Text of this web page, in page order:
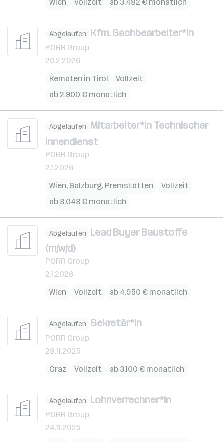
Wien
Vollzeit ab 3.482 € monatlich
Abgelaufen Kfm. Sachbearbeiter*in
PORR Group
20.2.2026
Kematen in Tirol
Vollzeit
ab 2.900 € monatlich
Abgelaufen Mitarbeiter*in Technischer
Innendienst
PORR Group
2.1.2026
Wien, Salzburg, Premstätten
Vollzeit
ab 3.043 € monatlich
Abgelaufen Lead Buyer Baustoffe
(m/w/d)
PORR Group
2.1.2026
Wien
Vollzeit ab 4.950 € monatlich
Abgelaufen Sekretär*in
PORR Group
28.11.2025
Graz
Vollzeit ab 3.100 € monatlich
Abgelaufen Lohnverrechner*in
PORR Group
24.11.2025